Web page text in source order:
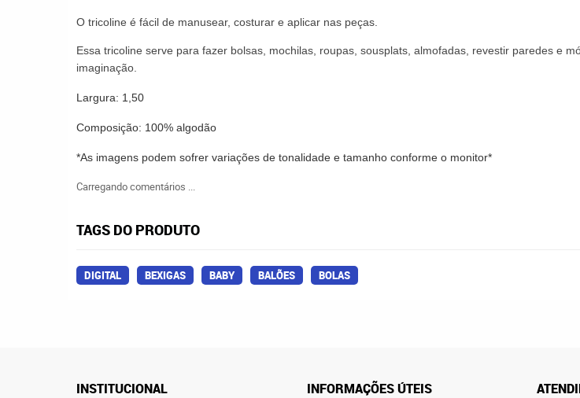
O tricoline é fácil de manusear, costurar e aplicar nas peças.
Essa tricoline serve para fazer bolsas, mochilas, roupas, sousplats, almofadas, revestir paredes e
imaginação.
Largura: 1,50
Composição: 100% algodão
*As imagens podem sofrer variações de tonalidade e tamanho conforme o monitor*
Carregando comentários ...
TAGS DO PRODUTO
DIGITAL BEXIGAS BABY BALÕES BOLAS
INSTITUCIONAL INFORMAÇÕES ÚTEIS